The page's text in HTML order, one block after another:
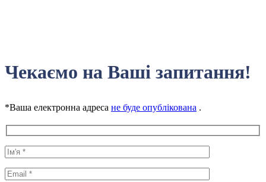
Чекаємо на Ваші запитання!
*Ваша електронна адреса не буде опублікована .